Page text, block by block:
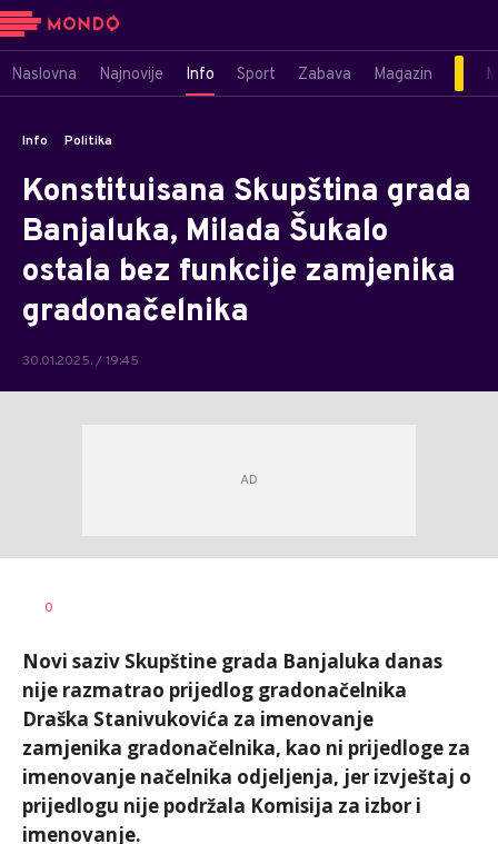
Naslovna Najnovije Info Sport Zabava Magazin
Info Politika
Konstituisana Skupština grada
Banjaluka, Milada Šukalo
ostala bez funkcije zamjenika
gradonačelnika
30.01.2025. / 19:45
AUTOR
0
Novi saziv Skupštine grada Banjaluka danas
nije razmatrao prijedlog gradonačelnika
Draška Stanivukovića za imenovanje
zamjenika gradonačelnika, kao ni prijedloge za
imenovanje načelnika odjeljenja, jer izvještaj o
prijedlogu nije podržala Komisija za izbor i
imenovanje.